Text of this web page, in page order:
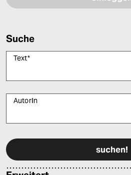
Suche
Text*
AutorIn